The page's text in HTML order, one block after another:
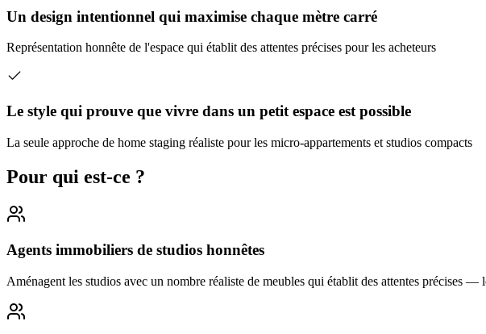
Un design intentionnel qui maximise chaque mètre carré
Représentation honnête de l'espace qui établit des attentes précises pour les acheteurs
Le style qui prouve que vivre dans un petit espace est possible
La seule approche de home staging réaliste pour les micro-appartements et studios compacts
Pour qui est-ce ?
Agents immobiliers de studios honnêtes
Aménagent les studios avec un nombre réaliste de meubles qui établit des attentes précises —